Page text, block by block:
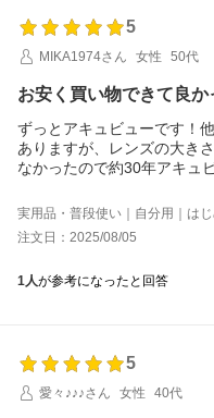
5
MIKA1974さん
女性 50代
お安く買い物できて良か
ずっとアキュビューです！
ありますが、レンズの大き
なかったので約30年アキュ
し、使い勝手も良いです。
毎日装着してます。
実用品・普段使い｜自分用｜は
注文日：2025/08/05
1人が参考になったと回答
5
愛々♪♪♪さん
女性 40代